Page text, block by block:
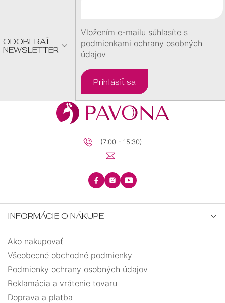
ODOBERAŤ
NEWSLETTER
Vložením e-mailu súhlasíte s
podmienkami ochrany osobných
údajov
Prihlásiť sa
(7:00 - 15:30)
INFORMÁCIE O NÁKUPE
Ako nakupovať
Všeobecné obchodné podmienky
Podmienky ochrany osobných údajov
Reklamácia a vrátenie tovaru
Doprava a platba